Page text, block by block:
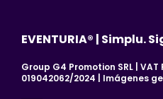
EVENTURIA® | Simplu.
Group G4 Promotion SRL | VAT
019042062/2024 | Imágenes